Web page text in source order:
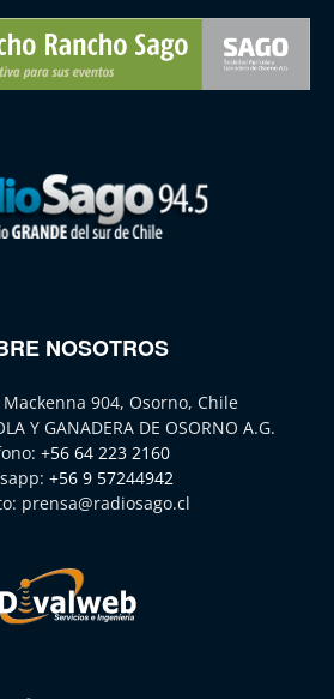
NOSOTROS
904, Osorno, Chile
Y GANADERA DE OSORNO A.G.
+56 64 223 2160
+56 9 57244942
prensa@radiosago.cl